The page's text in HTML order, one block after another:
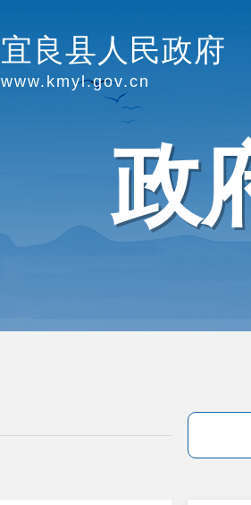
宜良县人民政府
www.kmyl.gov.cn
政